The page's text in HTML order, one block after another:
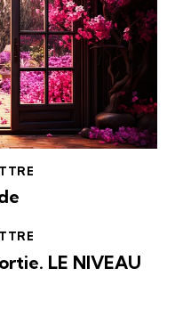
LE NIVEAU